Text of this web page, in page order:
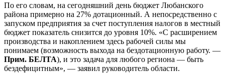
По его словам, на сегодняшний день бюджет Любанского
района примерно на 27% дотационный. А непосредственно с
запуском предприятия за счет поступления налогов в местный
бюджет показатель снизится до уровня 10%. «С расширением
производства и накоплением здесь рабочей силы мы
понимаем (возможность выхода на бездотационную работу. —
Прим. БЕЛТА), и это задача для любого региона — быть
бездефицитным», — заявил руководитель области.